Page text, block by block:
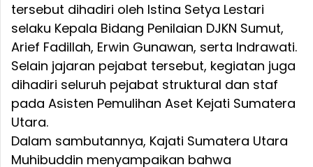
tersebut dihadiri oleh Istina Setya Lestari
selaku Kepala Bidang Penilaian DJKN Sumut,
Arief Fadillah, Erwin Gunawan, serta Indrawati.
Selain jajaran pejabat tersebut, kegiatan juga
dihadiri seluruh pejabat struktural dan staf
pada Asisten Pemulihan Aset Kejati Sumatera
Utara.
Dalam sambutannya, Kajati Sumatera Utara
Muhibuddin menyampaikan bahwa